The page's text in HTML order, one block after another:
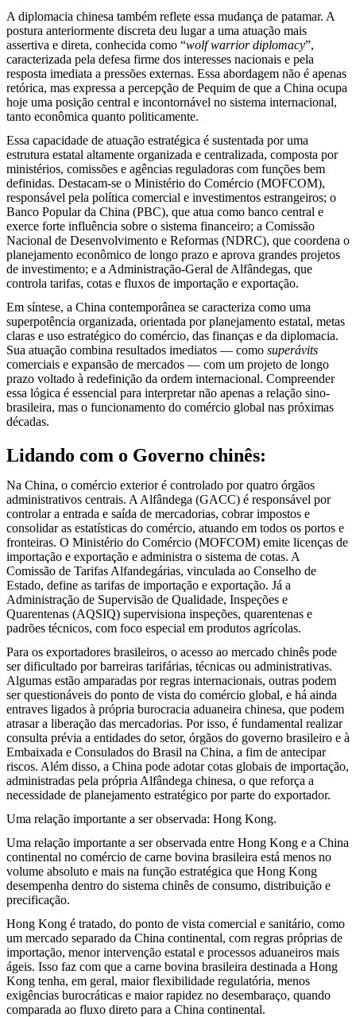
A diplomacia chinesa também reflete essa mudança de patamar. A
postura anteriormente discreta deu lugar a uma atuação mais
assertiva e direta, conhecida como “wolf warrior diplomacy”,
caracterizada pela defesa firme dos interesses nacionais e pela
resposta imediata a pressões externas. Essa abordagem não é apenas
retórica, mas expressa a percepção de Pequim de que a China ocupa
hoje uma posição central e incontornável no sistema internacional,
tanto econômica quanto politicamente.
Essa capacidade de atuação estratégica é sustentada por uma
estrutura estatal altamente organizada e centralizada, composta por
ministérios, comissões e agências reguladoras com funções bem
definidas. Destacam-se o Ministério do Comércio (MOFCOM),
responsável pela política comercial e investimentos estrangeiros; o
Banco Popular da China (PBC), que atua como banco central e
exerce forte influência sobre o sistema financeiro; a Comissão
Nacional de Desenvolvimento e Reformas (NDRC), que coordena o
planejamento econômico de longo prazo e aprova grandes projetos
de investimento; e a Administração-Geral de Alfândegas, que
controla tarifas, cotas e fluxos de importação e exportação.
Em síntese, a China contemporânea se caracteriza como uma
superpotência organizada, orientada por planejamento estatal, metas
claras e uso estratégico do comércio, das finanças e da diplomacia.
Sua atuação combina resultados imediatos — como superávits
comerciais e expansão de mercados — com um projeto de longo
prazo voltado à redefinição da ordem internacional. Compreender
essa lógica é essencial para interpretar não apenas a relação sino-
brasileira, mas o funcionamento do comércio global nas próximas
décadas.
Lidando com o Governo chinês:
Na China, o comércio exterior é controlado por quatro órgãos
administrativos centrais. A Alfândega (GACC) é responsável por
controlar a entrada e saída de mercadorias, cobrar impostos e
consolidar as estatísticas do comércio, atuando em todos os portos e
fronteiras. O Ministério do Comércio (MOFCOM) emite licenças de
importação e exportação e administra o sistema de cotas. A
Comissão de Tarifas Alfandegárias, vinculada ao Conselho de
Estado, define as tarifas de importação e exportação. Já a
Administração de Supervisão de Qualidade, Inspeções e
Quarentenas (AQSIQ) supervisiona inspeções, quarentenas e
padrões técnicos, com foco especial em produtos agrícolas.
Para os exportadores brasileiros, o acesso ao mercado chinês pode
ser dificultado por barreiras tarifárias, técnicas ou administrativas.
Algumas estão amparadas por regras internacionais, outras podem
ser questionáveis do ponto de vista do comércio global, e há ainda
entraves ligados à própria burocracia aduaneira chinesa, que podem
atrasar a liberação das mercadorias. Por isso, é fundamental realizar
consulta prévia a entidades do setor, órgãos do governo brasileiro e à
Embaixada e Consulados do Brasil na China, a fim de antecipar
riscos. Além disso, a China pode adotar cotas globais de importação,
administradas pela própria Alfândega chinesa, o que reforça a
necessidade de planejamento estratégico por parte do exportador.
Uma relação importante a ser observada: Hong Kong.
Uma relação importante a ser observada entre Hong Kong e a China
continental no comércio de carne bovina brasileira está menos no
volume absoluto e mais na função estratégica que Hong Kong
desempenha dentro do sistema chinês de consumo, distribuição e
precificação.
Hong Kong é tratado, do ponto de vista comercial e sanitário, como
um mercado separado da China continental, com regras próprias de
importação, menor intervenção estatal e processos aduaneiros mais
ágeis. Isso faz com que a carne bovina brasileira destinada a Hong
Kong tenha, em geral, maior flexibilidade regulatória, menos
exigências burocráticas e maior rapidez no desembaraço, quando
comparada ao fluxo direto para a China continental.